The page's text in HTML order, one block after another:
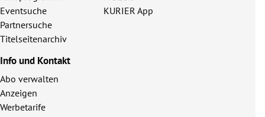
Eventsuche
Partnersuche
Titelseitenarchiv
KURIER App
Info und Kontakt
Abo verwalten
Anzeigen
Werbetarife